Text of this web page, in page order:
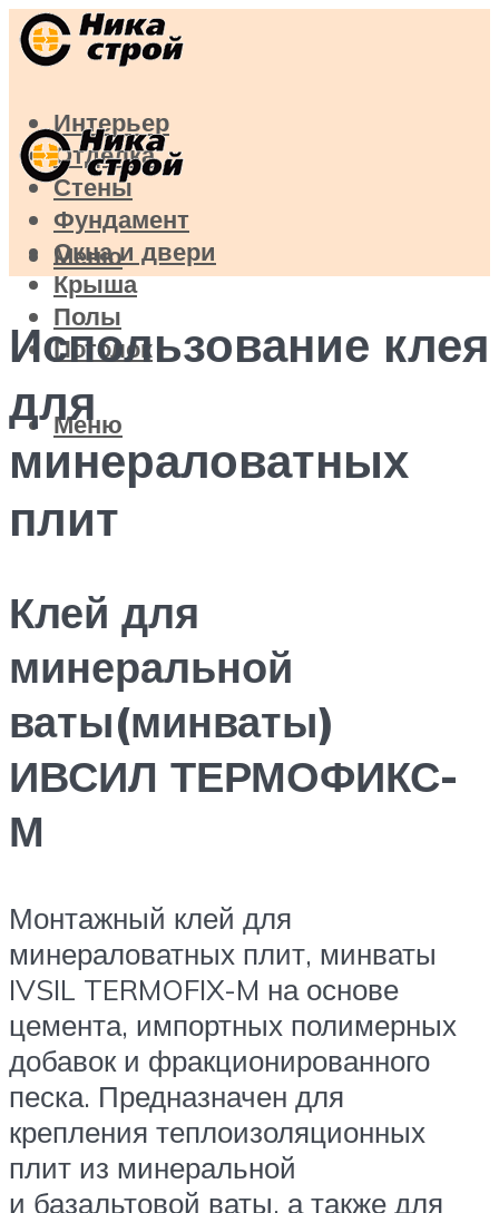
Интерьер
Отделка
Стены
Фундамент
Окна и двери
Крыша
Полы
Потолок
Меню
Меню
Использование клея
для
минераловатных
плит
Клей для
минеральной
ваты(минваты)
ИВСИЛ ТЕРМОФИКС-
М
Монтажный клей для
минераловатных плит, минваты
IVSIL TERMOFIX-M на основе
цемента, импортных полимерных
добавок и фракционированного
песка. Предназначен для
крепления теплоизоляционных
плит из минеральной
и базальтовой ваты, а также для